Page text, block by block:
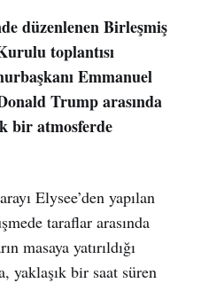
düzenlenen Birleşmiş
toplantısı
Emmanuel
Trump arasında
bir atmosferde
Elysee’den yapılan
taraflar arasında
masaya yatırıldığı
yaklaşık bir saat süren